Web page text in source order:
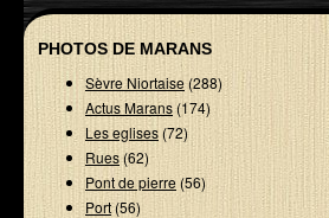
PHOTOS DE MARANS
Sèvre Niortaise(288)
Actus Marans (174)
Les eglises(72)
Rues(62)
Pont de pierre(56)
Port(56)